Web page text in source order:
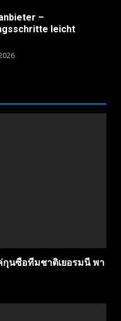
–
leicht
กุนซือทีมชาติเยอรมนี พา